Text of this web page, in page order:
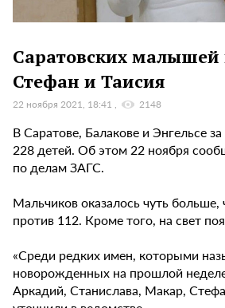
Саратовских малышей
Стефан и Таисия
22 ноября 2021, 18:41 2148
В Саратове, Балакове и Энгельсе
228 детей. Об этом 22 ноября
по делам ЗАГС.
Мальчиков оказалось чуть
против 112. Кроме того, на свет
«Среди редких имен, которыми
новорожденных на прошлой
Аркадий, Станислава, Макар,